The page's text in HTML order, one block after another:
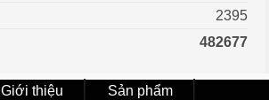
2395
482677
Giới thiệu Sản phẩm